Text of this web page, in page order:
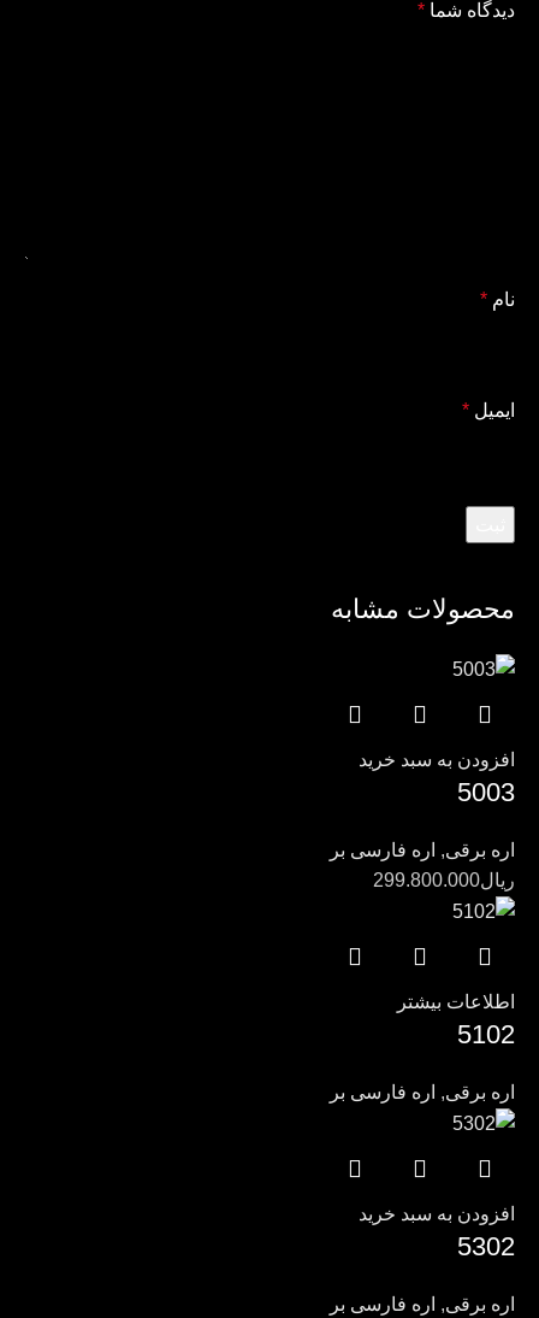
دیدگاه شما *
نام *
ایمیل *
محصولات مشابه
افزودن به سبد خرید
5003
اره برقی, اره فارسی بر
ریال299.800.000
اطلاعات بیشتر
5102
اره برقی, اره فارسی بر
افزودن به سبد خرید
5302
اره برقی, اره فارسی بر